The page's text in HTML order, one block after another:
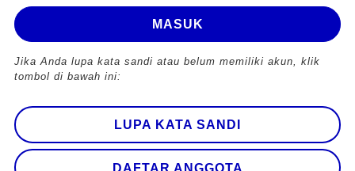
MASUK
Jika Anda lupa kata sandi atau belum memiliki akun, klik
tombol di bawah ini:
LUPA KATA SANDI
DAFTAR ANGGOTA